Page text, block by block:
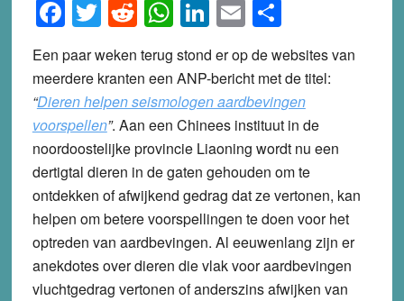
Facebook
Twitter
Reddit
WhatsApp
LinkedIn
EmailShare
Een paar weken terug stond er op de websites van
meerdere kranten een ANP-bericht met de titel:
“Dieren helpen seismologen aardbevingen
voorspellen”. Aan een Chinees instituut in de
noordoostelijke provincie Liaoning wordt nu een
dertigtal dieren in de gaten gehouden om te
ontdekken of afwijkend gedrag dat ze vertonen, kan
helpen om betere voorspellingen te doen voor het
optreden van aardbevingen. Al eeuwenlang zijn er
anekdotes over dieren die vlak voor aardbevingen
vluchtgedrag vertonen of anderszins afwijken van